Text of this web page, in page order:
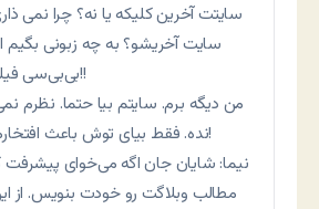
سایتت آخرین کلیکه یا نه؟ چرا نمی
سایت آخریشو؟ به چه زبونی بگیم
بی‌بی‌سی فیلتره؟!!
من دیگه برم. سایتم بیا حتما. نظرم
نده. فقط بیای توش باعث افتخارمونه!
نیما: شایان جان اگه می‌خوای پیشرفت
مطالب وبلاگت رو خودت بنویس. از